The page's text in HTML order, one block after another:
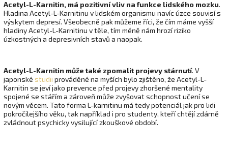
Acetyl-L-Karnitin, má pozitivní vliv na funkce lidského mozku.
Hladina Acetyl-L-Karnitinu v lidském organismu navíc úzce souvisí s
výskytem depresí. Všeobecně pak můžeme říci, že čím máme vyšší
hladiny Acetyl-L-Karnitinu v těle, tím méně nám hrozí riziko
úzkostných a depresivních stavů a naopak.
Acetyl-L-Karnitin může také zpomalit projevy stárnutí. V
japonské studii prováděné na myších bylo zjištěno, že Acetyl-L-
Karnitin se jeví jako prevence před projevy zhoršené mentality
spojené se stářím a zároveň může zvyšovat schopnost učení se
novým věcem. Tato forma L-karnitinu má tedy potenciál jak pro lidi
pokročilejšího věku, tak například i pro studenty, kteří chtějí zdárně
zvládnout psychicky vysilující zkouškové období.